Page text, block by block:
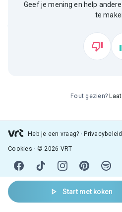
Start met koken
Geef je mening en help
te
Fout gezien?
Heb je een vraag? Privacybeleid
Cookies © 2026 VRT